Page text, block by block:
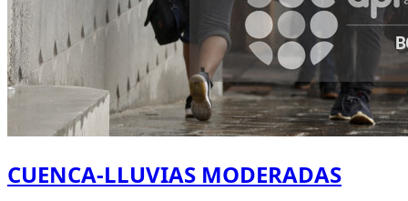
CUENCA-LLUVIAS MODERADAS